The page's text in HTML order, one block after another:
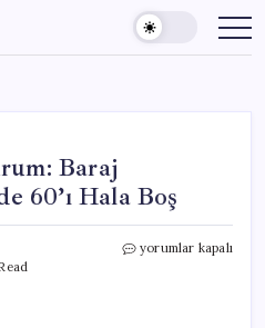
Baraj
60’ı Hala Boş
ASKİ’den
yorumlar kapalı